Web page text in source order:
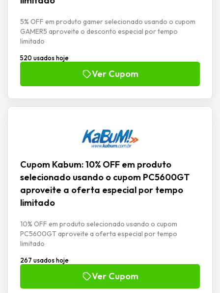
5% OFF em produto gamer selecionado usando o cupom
GAMER5 aproveite o desconto especial por tempo
limitado
520 usados hoje
Ver Cupom
Cupom Kabum: 10% OFF em produto
selecionado usando o cupom PC5600GT
aproveite a oferta especial por tempo
limitado
10% OFF em produto selecionado usando o cupom
PC5600GT aproveite a oferta especial por tempo
limitado
267 usados hoje
Ver Cupom